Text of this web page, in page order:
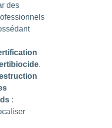
des
.
: